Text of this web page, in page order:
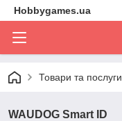
Hobbygames.ua
Товари та послуги
WAUDOG Smart ID